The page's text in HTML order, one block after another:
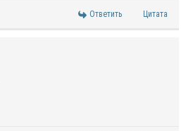
Ответить Цитата